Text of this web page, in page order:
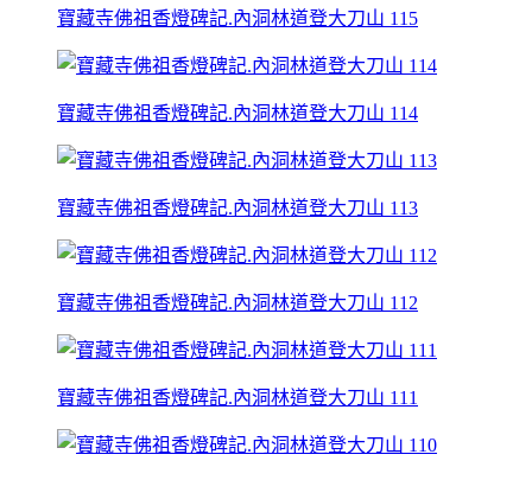
寶藏寺佛祖香燈碑記.內洞林道登大刀山 115
寶藏寺佛祖香燈碑記.內洞林道登大刀山 114
寶藏寺佛祖香燈碑記.內洞林道登大刀山 113
寶藏寺佛祖香燈碑記.內洞林道登大刀山 112
寶藏寺佛祖香燈碑記.內洞林道登大刀山 111